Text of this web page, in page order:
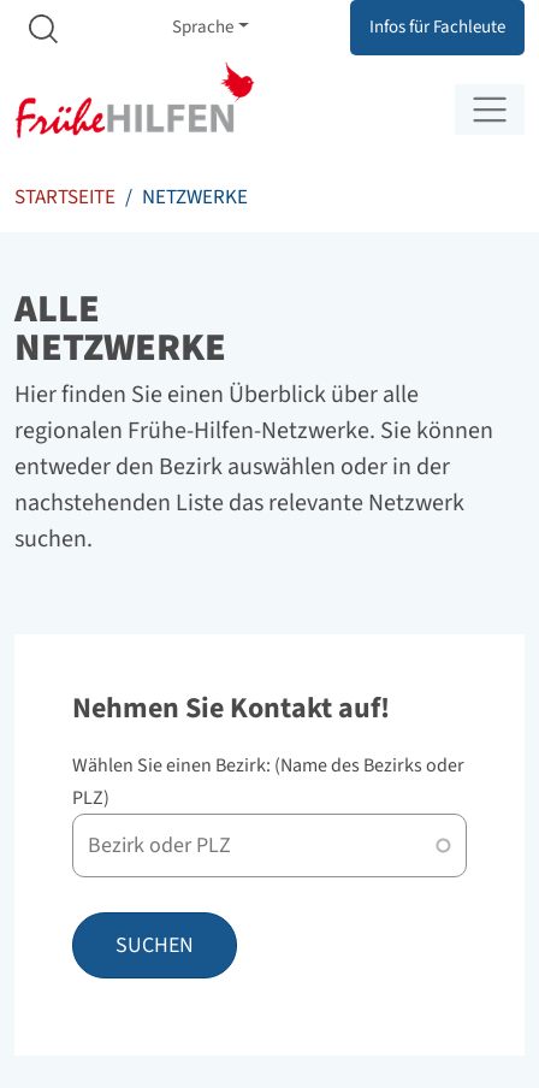
Zum Inhalt springen
Zur Navigation springen
Meta Navigation
Sprache Infos für Fachleute
STARTSEITE NETZWERKE
ALLE
NETZWERKE
Hier finden Sie einen Überblick über alle
regionalen Frühe-Hilfen-Netzwerke. Sie können
entweder den Bezirk auswählen oder in der
nachstehenden Liste das relevante Netzwerk
suchen.
Nehmen Sie Kontakt auf!
Wählen Sie einen Bezirk: (Name des Bezirks oder
PLZ)
Bezrik
oder
SUCHEN